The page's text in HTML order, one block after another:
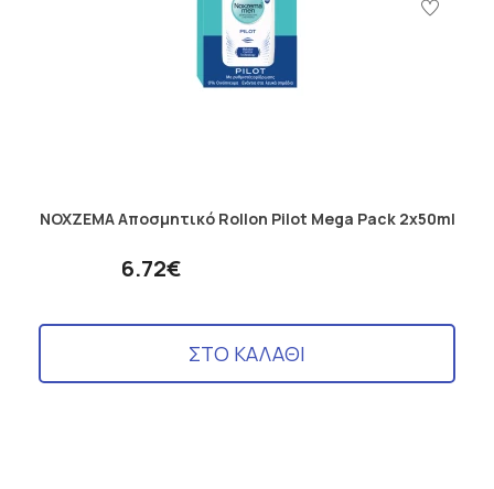
NOXZEMA Aποσμητικό Rollon Pilot Mega Pack 2x50ml
6.72€
ΣΤΟ ΚΑΛΑΘΙ